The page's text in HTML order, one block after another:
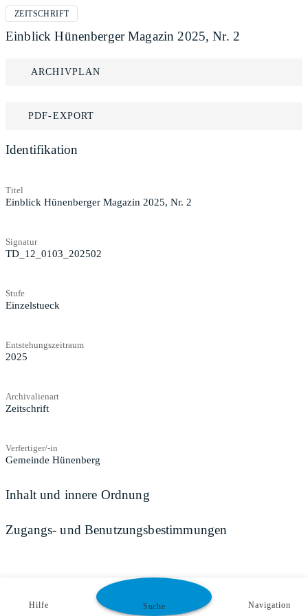
ZEITSCHRIFT
Einblick Hünenberger Magazin 2025, Nr. 2
ARCHIVPLAN
PDF-EXPORT
Identifikation
Titel
Einblick Hünenberger Magazin 2025, Nr. 2
Signatur
TD_12_0103_202502
Stufe
Einzelstueck
Entstehungszeitraum
2025
Archivalienart
Zeitschrift
Verfertiger/-in
Gemeinde Hünenberg
Inhalt und innere Ordnung
Zugangs- und Benutzungsbestimmungen
Hilfe Suche Navigation